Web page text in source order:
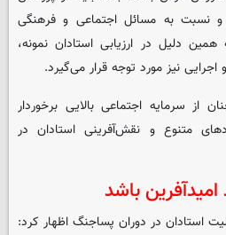
و نسبت به مسائل اجتماعی و فرهنگی
دلیل در ارزیابی استادان نمونه،
نیز مورد توجه قرار می‌گیرد.
از سرمایه اجتماعی بالایی برخوردار
متنوع و نقش‌آفرینی استادان در
امیدآفرین باشد
استادان در دوران پساجنگ اظهار کرد: